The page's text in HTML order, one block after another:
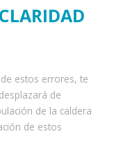
CLARIDAD
estos errores, te
de
de la caldera
de estos